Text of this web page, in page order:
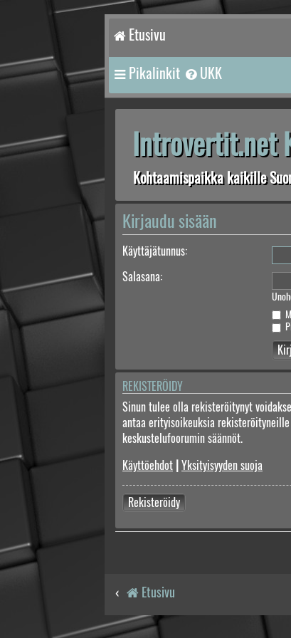
Etusivu
Pikalinkit UKK
Introvertit.net
Kohtaamispaikka kaikille
Kirjaudu sisään
Käyttäjätunnus:
Salasana:
REKISTERÖIDY
Sinun tulee olla rekisteröitynyt
antaa erityisoikeuksia
keskustelufoorumin säännöt.
Käyttöehdot | Yksityisyyden suoja
Rekisteröidy
Etusivu